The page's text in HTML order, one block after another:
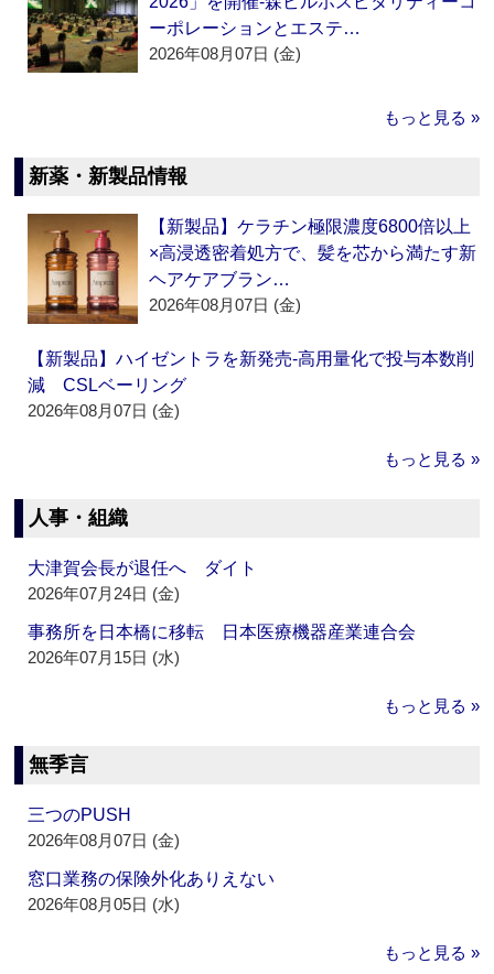
ーポレーションとエステ…
2026年08月07日 (金)
もっと見る »
新薬・新製品情報
【新製品】ケラチン極限濃度6800倍以上
×高浸透密着処方で、髪を芯から満たす新
ヘアケアブラン…
2026年08月07日 (金)
【新製品】ハイゼントラを新発売‐高用量化で投与本数削
減 CSLベーリング
2026年08月07日 (金)
もっと見る »
人事・組織
大津賀会長が退任へ ダイト
2026年07月24日 (金)
事務所を日本橋に移転 日本医療機器産業連合会
2026年07月15日 (水)
もっと見る »
無季言
三つのPUSH
2026年08月07日 (金)
窓口業務の保険外化ありえない
2026年08月05日 (水)
もっと見る »